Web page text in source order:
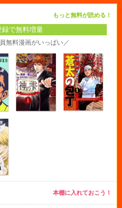
もっと無料が読める！
録で無料増量
無料漫画がいっぱい／
本棚に入れておこう！